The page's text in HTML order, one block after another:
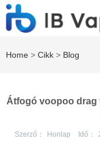
Home > Cikk > Blog
Átfogó voopoo drag
Szerző： Honlap Idő：